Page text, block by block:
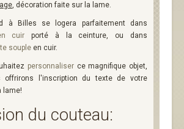
, décoration faite sur la lame.
à Billes se logera parfaitement dans
cuir porté à la ceinture, ou dans
souple en cuir.
personnaliser ce magnifique objet,
offrirons l'inscription du texte de votre
lame!
du couteau: